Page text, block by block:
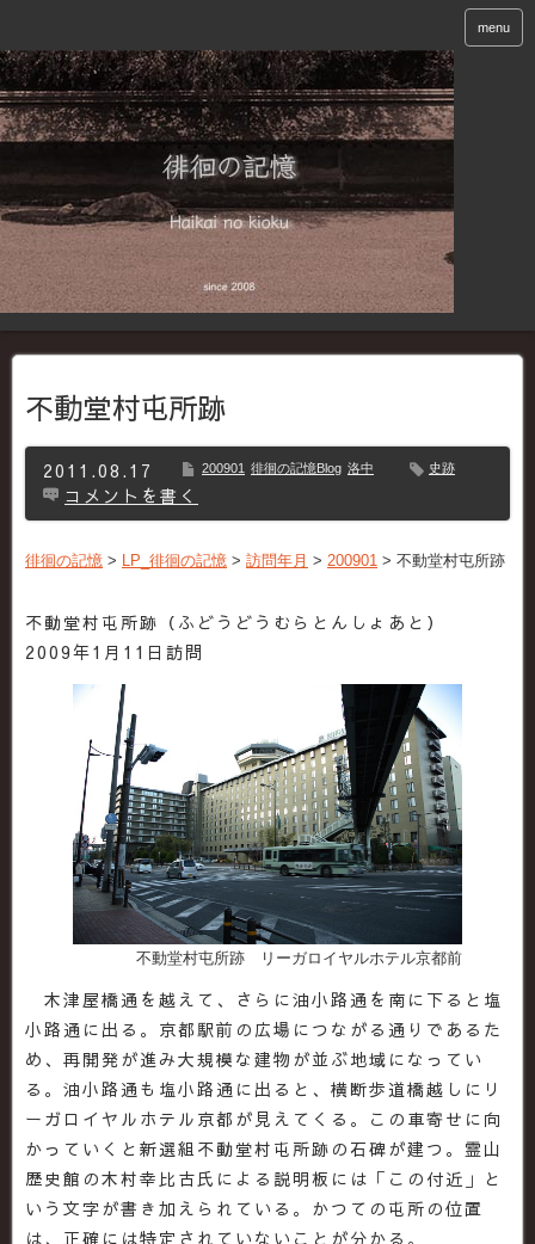
menu
不動堂村屯所跡
2011.08.17 200901 徘徊の記憶Blog 洛中 史跡
コメントを書く
徘徊の記憶 > LP_徘徊の記憶 > 訪問年月 > 200901 > 不動堂村屯所跡
不動堂村屯所跡（ふどうどうむらとんしょあと）
2009年1月11日訪問
不動堂村屯所跡 リーガロイヤルホテル京都前
木津屋橋通を越えて、さらに油小路通を南に下ると塩
小路通に出る。京都駅前の広場につながる通りであるた
め、再開発が進み大規模な建物が並ぶ地域になってい
る。油小路通も塩小路通に出ると、横断歩道橋越しにリ
ーガロイヤルホテル京都が見えてくる。この車寄せに向
かっていくと新選組不動堂村屯所跡の石碑が建つ。霊山
歴史館の木村幸比古氏による説明板には「この付近」と
いう文字が書き加えられている。かつての屯所の位置
は、正確には特定されていないことが分かる。